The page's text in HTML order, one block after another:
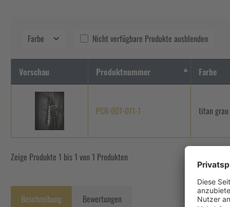
Farbe Nicht verfügbare Produkte ausblenden
Vorschau Produktnummer Farbe
PCR-007-011-1 titan grau
Zeige Produkte 1 bis 1 von 1 Produkten
Beschreibung Bewertungen